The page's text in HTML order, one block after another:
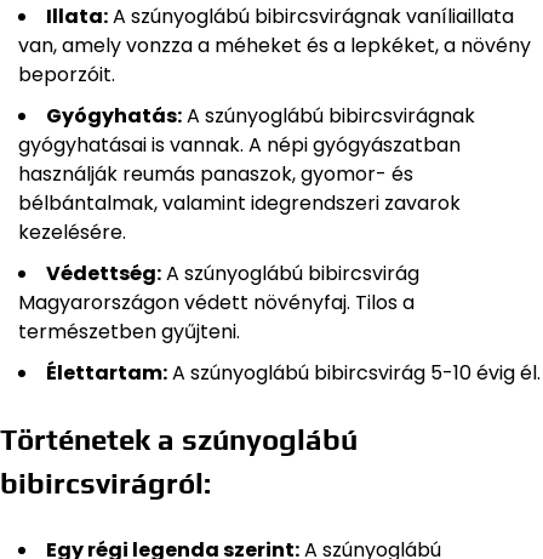
Illata:A szúnyoglábú bibircsvirágnak vaníliaillata
van, amely vonzza a méheket és a lepkéket, a növény
beporzóit.
Gyógyhatás:A szúnyoglábú bibircsvirágnak
gyógyhatásai is vannak. A népi gyógyászatban
használják reumás panaszok, gyomor- és
bélbántalmak, valamint idegrendszeri zavarok
kezelésére.
Védettség:A szúnyoglábú bibircsvirág
Magyarországon védett növényfaj. Tilos a
természetben gyűjteni.
Élettartam:A szúnyoglábú bibircsvirág 5-10 évig él.
Történetek a szúnyoglábú
bibircsvirágról:
Egy régi legenda szerint:A szúnyoglábú